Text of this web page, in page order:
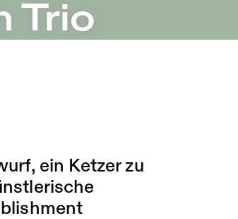
Trio
ein Ketzer zu